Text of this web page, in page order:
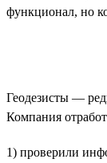
функционал, но
Геодезисты —
Компания
1) проверили